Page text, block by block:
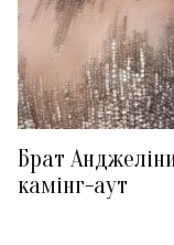
Брат
камінг-аут